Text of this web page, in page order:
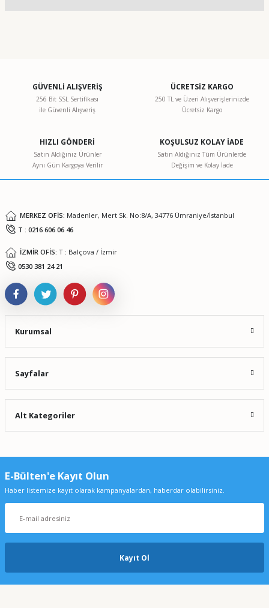
Ürün resmi kalitesiz, bozuk veya görüntülenemiyor.
Ürün açıklamasında eksik bilgiler bulunuyor.
Ürün fiyatı diğer sitelerden daha pahalı.
Bu ürüne benzer farklı alternatifler olmalı.
0,00 TL
Wtw Profi̇li̇ne Ph 3310 Portati̇f Ph Metre Set 3
GÜVENLİ ALIŞVERİŞ
256 Bit SSL Sertifikası
ile Güvenli Alışveriş
ÜCRETSİZ KARGO
250 TL ve Üzeri Alışverişlerinizde
Ücretsiz Kargo
HIZLI GÖNDERİ
Satın Aldığınız Ürünler
Aynı Gün Kargoya Verilir
KOŞULSUZ KOLAY İADE
Satın Aldığınız Tüm Ürünlerde
Değişim ve Kolay İade
MERKEZ OFİS: Madenler, Mert Sk. No:8/A, 34776 Ümraniye/İstanbul
T : 0216 606 06 46
İZMİR OFİS: T : Balçova / İzmir
0530 381 24 21
Kurumsal
Sayfalar
Alt Kategoriler
E-Bülten'e Kayıt Olun
Haber listemize kayıt olarak kampanyalardan, haberdar olabilirsiniz.
Kayıt Ol